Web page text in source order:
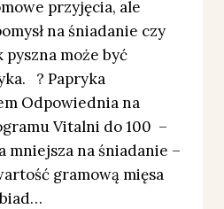
przyjęcia, ale
na śniadanie czy
pyszna może być
? Papryka
Odpowiednia na
Vitalni do 100 –
mniejsza na śniadanie –
gramową mięsa